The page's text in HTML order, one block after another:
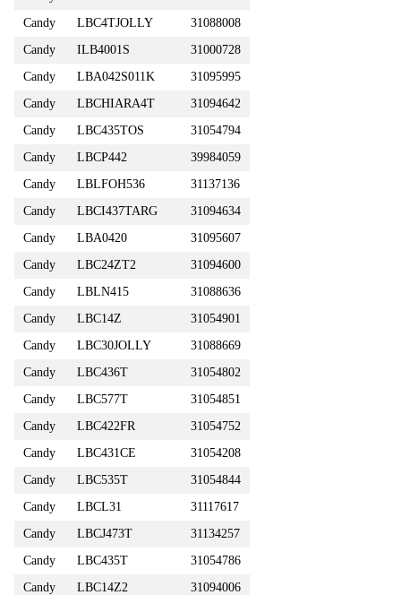
Candy
LBC4TJOLLY
31088008
Candy
ILB4001S
31000728
Candy
LBA042S011K
31095995
Candy
LBCHIARA4T
31094642
Candy
LBC435TOS
31054794
Candy
LBCP442
39984059
Candy
LBLFOH536
31137136
Candy
LBCI437TARG
31094634
Candy
LBA0420
31095607
Candy
LBC24ZT2
31094600
Candy
LBLN415
31088636
Candy
LBC14Z
31054901
Candy
LBC30JOLLY
31088669
Candy
LBC436T
31054802
Candy
LBC577T
31054851
Candy
LBC422FR
31054752
Candy
LBC431CE
31054208
Candy
LBC535T
31054844
Candy
LBCL31
31117617
Candy
LBCJ473T
31134257
Candy
LBC435T
31054786
Candy
LBC14Z2
31094006